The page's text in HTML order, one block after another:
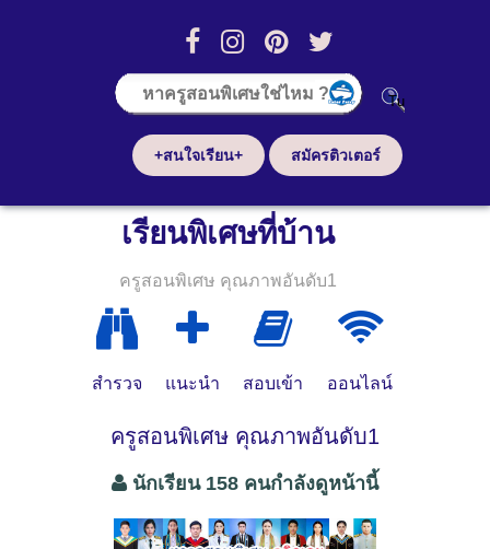
+สนใจเรียน+ สมัครติวเตอร์
เรียนพิเศษที่บ้าน
ครูสอนพิเศษ คุณภาพอันดับ1
สำรวจ แนะนำ สอบเข้า ออนไลน์
ครูสอนพิเศษ คุณภาพอันดับ1
นักเรียน 158 คนกำลังดูหน้านี้